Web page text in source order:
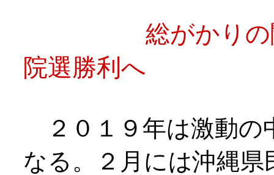
総がかりの闘い
院選勝利へ
２０１９年は激動の
なる。２月には沖縄